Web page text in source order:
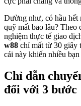
Dường như, có hầu hết
quỹ mất bao lâu? Theo
nghiệm thực tế giao
w88 chỉ mất từ 30 giây
cái này khiến nhiều
Chỉ dẫn
đối với 3 bước